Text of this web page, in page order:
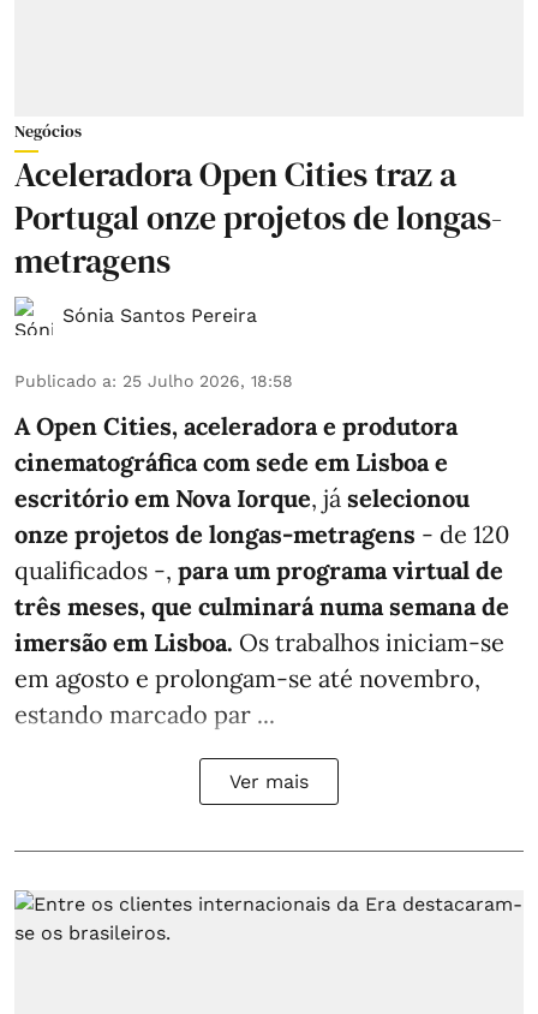
Negócios
Aceleradora Open Cities traz a
Portugal onze projetos de longas-
metragens
Sónia Santos Pereira
Publicado a: 25 Julho 2026, 18:58
A Open Cities, aceleradora e produtora
cinematográfica com sede em Lisboa e
escritório em Nova Iorque, já selecionou
onze projetos de longas-metragens - de 120
qualificados -, para um programa virtual de
três meses, que culminará numa semana de
imersão em Lisboa. Os trabalhos iniciam-se
em agosto e prolongam-se até novembro,
estando marcado par ...
Ver mais